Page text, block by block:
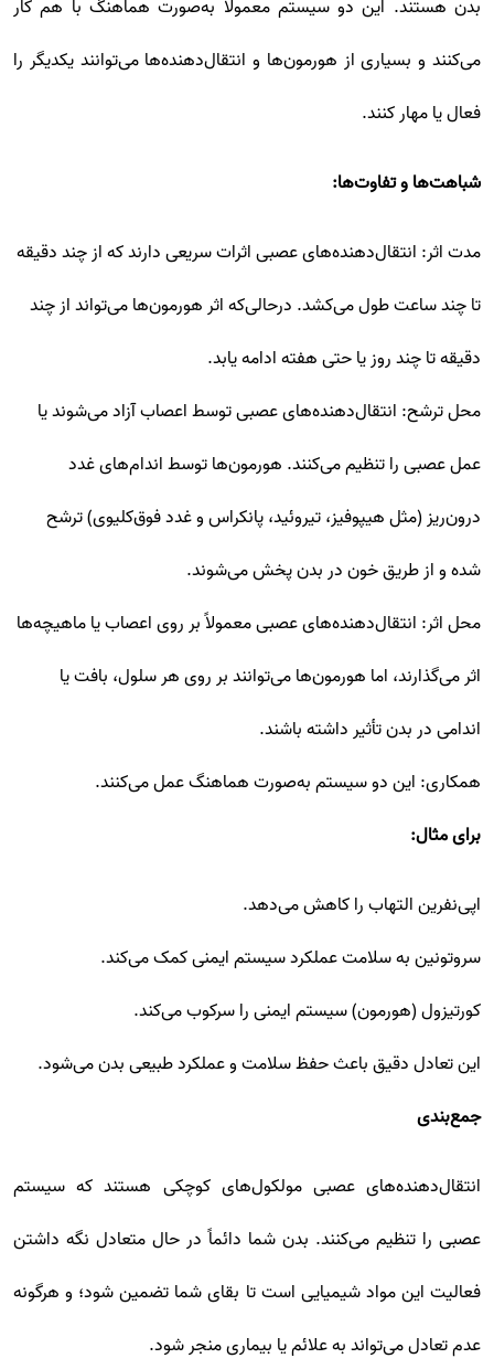
بدن هستند. این دو سیستم معمولاً به‌صورت هماهنگ با هم کار
می‌کنند و بسیاری از هورمون‌ها و انتقال‌دهنده‌ها می‌توانند یکدیگر را
فعال یا مهار کنند.
شباهت‌ها و تفاوت‌ها:
مدت اثر: انتقال‌دهنده‌های عصبی اثرات سریعی دارند که از چند دقیقه
تا چند ساعت طول می‌کشد. درحالی‌که اثر هورمون‌ها می‌تواند از چند
دقیقه تا چند روز یا حتی هفته ادامه یابد.
محل ترشح: انتقال‌دهنده‌های عصبی توسط اعصاب آزاد می‌شوند یا
عمل عصبی را تنظیم می‌کنند. هورمون‌ها توسط اندام‌های غدد
درون‌ریز (مثل هیپوفیز، تیروئید، پانکراس و غدد فوق‌کلیوی) ترشح
شده و از طریق خون در بدن پخش می‌شوند.
محل اثر: انتقال‌دهنده‌های عصبی معمولاً بر روی اعصاب یا ماهیچه‌ها
اثر می‌گذارند، اما هورمون‌ها می‌توانند بر روی هر سلول، بافت یا
اندامی در بدن تأثیر داشته باشند.
همکاری: این دو سیستم به‌صورت هماهنگ عمل می‌کنند.
برای مثال:
اپی‌نفرین التهاب را کاهش می‌دهد.
سروتونین به سلامت عملکرد سیستم ایمنی کمک می‌کند.
کورتیزول (هورمون) سیستم ایمنی را سرکوب می‌کند.
این تعادل دقیق باعث حفظ سلامت و عملکرد طبیعی بدن می‌شود.
جمع‌بندی
انتقال‌دهنده‌های عصبی مولکول‌های کوچکی هستند که سیستم
عصبی را تنظیم می‌کنند. بدن شما دائماً در حال متعادل نگه داشتن
فعالیت این مواد شیمیایی است تا بقای شما تضمین شود؛ و هرگونه
عدم تعادل می‌تواند به علائم یا بیماری منجر شود.